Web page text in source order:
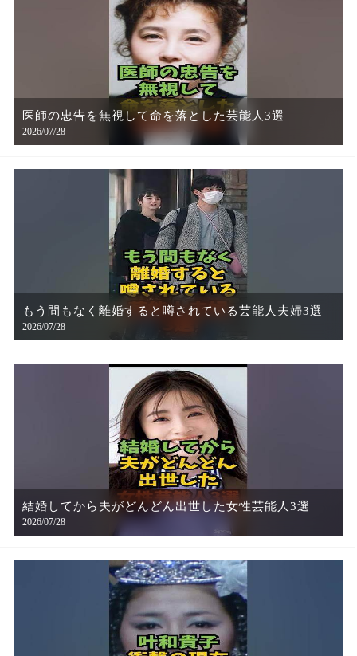
医師の忠告を無視して命を落とした芸能人3選
2026/07/28
もう間もなく離婚すると噂されている芸能人夫婦3選
2026/07/28
結婚してから夫がどんどん出世した女性芸能人3選
2026/07/28